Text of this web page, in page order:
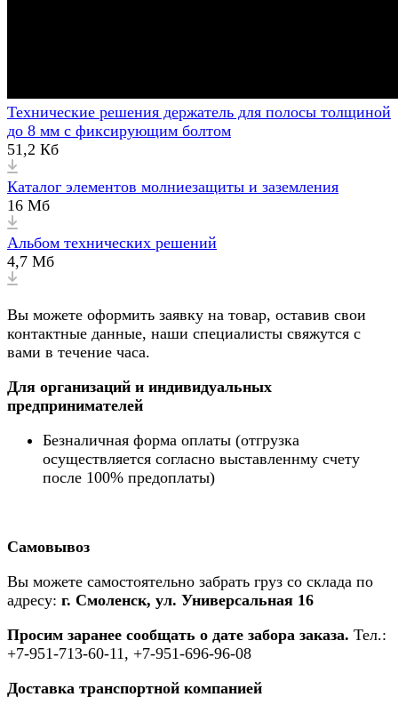
Технические решения держатель для полосы толщиной
до 8 мм с фиксирующим болтом
51,2 Кб
Каталог элементов молниезащиты и заземления
16 Мб
Альбом технических решений
4,7 Мб
Вы можете оформить заявку на товар, оставив свои
контактные данные, наши специалисты свяжутся с
вами в течение часа.
Для организаций и индивидуальных
предпринимателей
Безналичная форма оплаты (отгрузка
осуществляется согласно выставленнму счету
после 100% предоплаты)
Самовывоз
Вы можете самостоятельно забрать груз со склада по
адресу: г. Смоленск, ул. Универсальная 16
Просим заранее сообщать о дате забора заказа. Тел.:
+7-951-713-60-11, +7-951-696-96-08
Доставка транспортной компанией